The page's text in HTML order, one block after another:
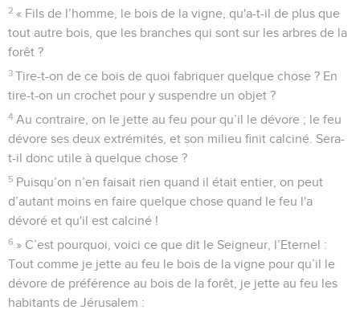
2 « Fils de l’homme, le bois de la vigne, qu'a-t-il de plus que
tout autre bois, que les branches qui sont sur les arbres de la
forêt ?
3 Tire-t-on de ce bois de quoi fabriquer quelque chose ? En
tire-t-on un crochet pour y suspendre un objet ?
4 Au contraire, on le jette au feu pour qu’il le dévore ; le feu
dévore ses deux extrémités, et son milieu finit calciné. Sera-
t-il donc utile à quelque chose ?
5 Puisqu’on n’en faisait rien quand il était entier, on peut
d’autant moins en faire quelque chose quand le feu l'a
dévoré et qu'il est calciné !
6 » C’est pourquoi, voici ce que dit le Seigneur, l’Eternel :
Tout comme je jette au feu le bois de la vigne pour qu’il le
dévore de préférence au bois de la forêt, je jette au feu les
habitants de Jérusalem :